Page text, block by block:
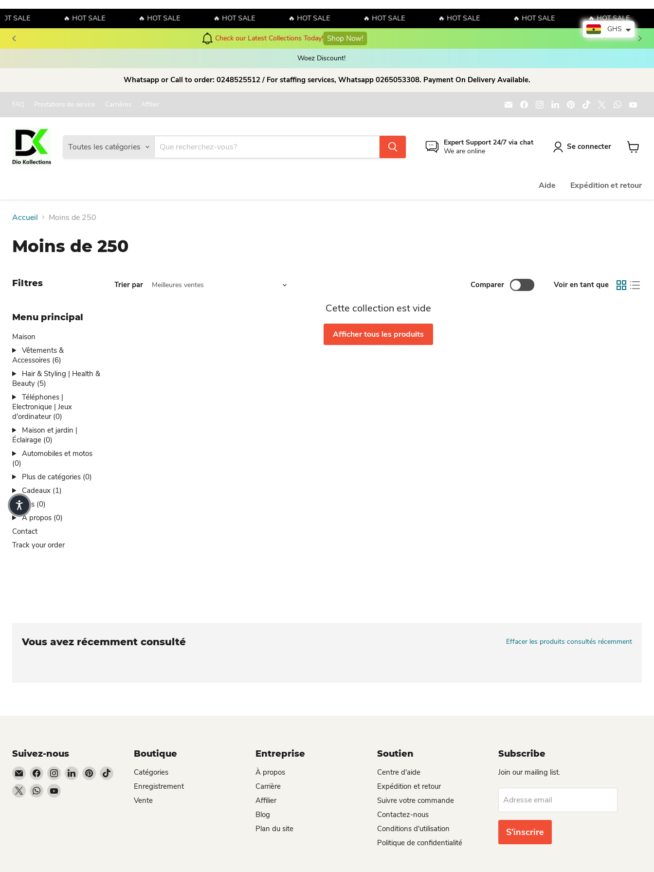
SALE 🔥 HOT SALE 🔥 HOT SALE 🔥 HOT SALE 🔥 HOT SALE 🔥 HOT SALE 🔥 HOT SALE 🔥 HOT SALE 🔥 HOT SALE
Hello July! Sales!!! Sales!!! Order now and enjoy amazing discount on our products!
Woez Discount!
Whatsapp or Call to order: 0248525512 / For staffing services, Whatsapp 0265053308. Payment On Delivery Available.
FAQ Prestations de service Carrières Affilier Email Dio Kollections
Trouvez-nous sur Facebook
Trouvez-nous sur Instagram
Trouvez-nous sur LinkedIn
Trouvez-nous sur
Trouvez-nous sur
Trouvez-
Toutes les catégories
Expert Support 24/7 via chat
We are online
Se connecter
Aide Expédition et retour
Accueil Moins de 250
Moins de 250
Filtres
Menu principal
Maison
Vêtements &
Accessoires (6)
Hair & Styling | Health &
Beauty (5)
Téléphones |
Electronique | Jeux
d'ordinateur (0)
Maison et jardin |
Éclairage (0)
Automobiles et motos
(0)
Plus de catégories (0)
Cadeaux (1)
Ventes (0)
À propos (0)
Contact
Track your order
Trier par Comparer Voir en tant que
Cette collection est vide
Afficher tous les produits
Vous avez récemment consulté Effacer les produits consultés récemment
Suivez-nous
Email Dio Kollections
Trouvez-nous sur Facebook
Trouvez-nous sur Instagram
Trouvez-nous sur LinkedIn
Trouvez-nous sur Pinterest
Trouvez-nous sur TikTok
Trouvez-nous sur X
Trouvez-nous sur WhatsApp
Trouvez-nous sur YouTube
Boutique
Catégories
Enregistrement
Vente
Entreprise
À propos
Carrière
Affilier
Blog
Plan du site
Soutien
Centre d'aide
Expédition et retour
Suivre votre commande
Contactez-nous
Conditions d'utilisation
Politique de confidentialité
Subscribe
Join our mailing list.
Adresse email
S'inscrire
GHS